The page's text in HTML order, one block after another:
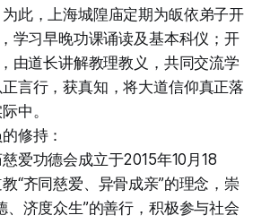
此，上海城隍庙定期为皈依弟子开
学习早晚功课诵读及基本科仪；开
由道长讲解教理教义，共同交流学
言行，获真知，将大道信仰真正落
中。
修持：
慈爱功德会成立于2015年10月18
“齐同慈爱、异骨成亲”的理念，崇
、济度众生”的善行，积极参与社会